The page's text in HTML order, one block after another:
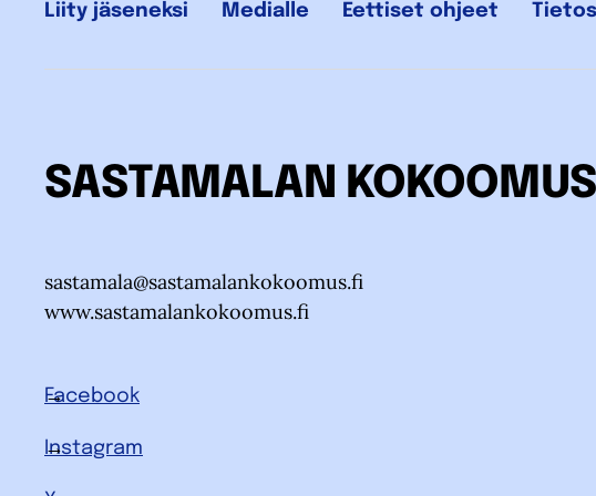
Liity jäseneksi Medialle Eettiset ohjeet
SASTAMALAN KOKOOMUS
sastamala@sastamalankokoomus.fi
www.sastamalankokoomus.fi
Facebook
Instagram